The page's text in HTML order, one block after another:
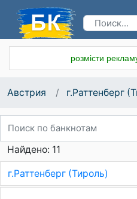
розмісти
Австрия г.Раттенберг
Найдено: 11
г.Раттенберг (Тироль)